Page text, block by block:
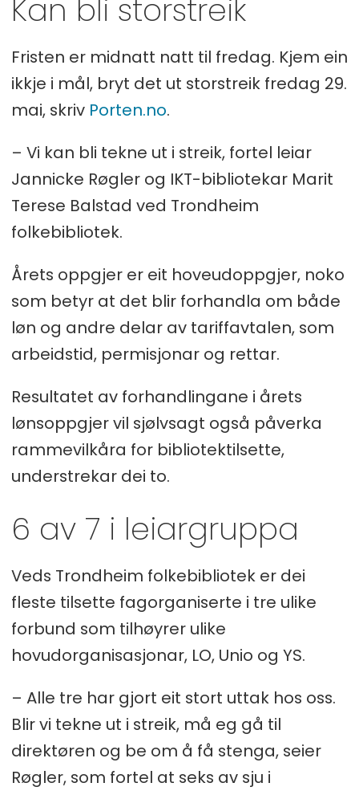
Kan bli storstreik
Fristen er midnatt natt til fredag. Kjem ein
ikkje i mål, bryt det ut storstreik fredag 29.
mai, skriv Porten.no.
– Vi kan bli tekne ut i streik, fortel leiar
Jannicke Røgler og IKT-bibliotekar Marit
Terese Balstad ved Trondheim
folkebibliotek.
Årets oppgjer er eit hoveudoppgjer, noko
som betyr at det blir forhandla om både
løn og andre delar av tariffavtalen, som
arbeidstid, permisjonar og rettar.
Resultatet av forhandlingane i årets
lønsoppgjer vil sjølvsagt også påverka
rammevilkåra for bibliotektilsette,
understrekar dei to.
6 av 7 i leiargruppa
Veds Trondheim folkebibliotek er dei
fleste tilsette fagorganiserte i tre ulike
forbund som tilhøyrer ulike
hovudorganisasjonar, LO, Unio og YS.
– Alle tre har gjort eit stort uttak hos oss.
Blir vi tekne ut i streik, må eg gå til
direktøren og be om å få stenga, seier
Røgler, som fortel at seks av sju i